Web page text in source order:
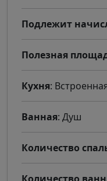
Подлежит
Полезная
Кухня:
Ванная: Душ
Количество